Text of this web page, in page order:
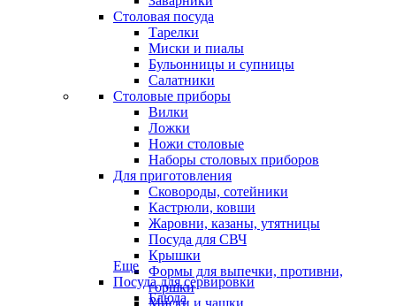
Столовая посуда
Тарелки
Миски и пиалы
Бульонницы и супницы
Салатники
Столовые приборы
Вилки
Ложки
Ножи столовые
Наборы столовых приборов
Для приготовления
Сковороды, сотейники
Кастрюли, ковши
Жаровни, казаны, утятницы
Посуда для СВЧ
Крышки
Формы для выпечки, противни,
горшки
Миски и чашки
Еще
Посуда для сервировки
Блюда